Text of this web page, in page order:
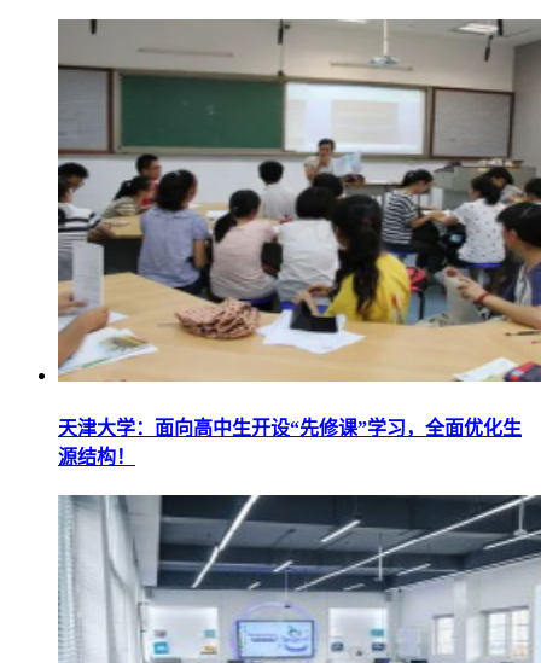
天津大学：面向高中生开设“先修课”学习，全面优化生
源结构！